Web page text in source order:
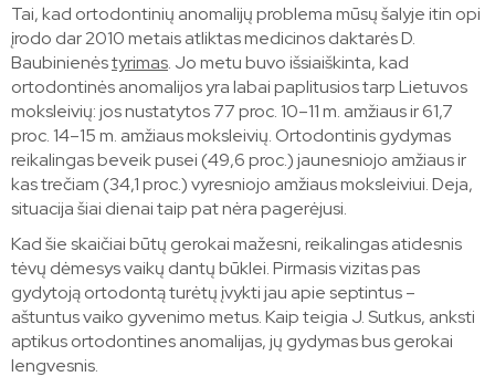
Tai, kad ortodontinių anomalijų problema mūsų šalyje itin opi
įrodo dar 2010 metais atliktas medicinos daktarės D.
Baubinienėstyrimas. Jo metu buvo išsiaiškinta, kad
ortodontinės anomalijos yra labai paplitusios tarp Lietuvos
moksleivių: jos nustatytos 77 proc. 10–11 m. amžiaus ir 61,7
proc. 14–15 m. amžiaus moksleivių. Ortodontinis gydymas
reikalingas beveik pusei (49,6 proc.) jaunesniojo amžiaus ir
kas trečiam (34,1 proc.) vyresniojo amžiaus moksleiviui. Deja,
situacija šiai dienai taip pat nėra pagerėjusi.
Kad šie skaičiai būtų gerokai mažesni, reikalingas atidesnis
tėvų dėmesys vaikų dantų būklei. Pirmasis vizitas pas
gydytoją ortodontą turėtų įvykti jau apie septintus –
aštuntus vaiko gyvenimo metus. Kaip teigia J. Sutkus, anksti
aptikus ortodontines anomalijas, jų gydymas bus gerokai
lengvesnis.